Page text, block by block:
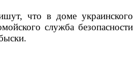
что в доме украинского
служба безопасности